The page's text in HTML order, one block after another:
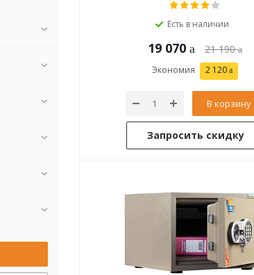
Есть в наличии
19 070 21 190
Экономия 2 120
В корзину
Запросить скидку